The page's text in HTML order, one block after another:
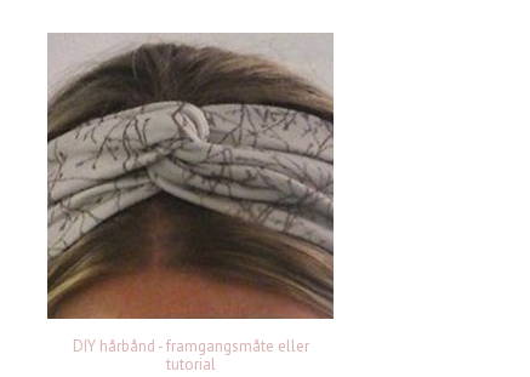
DIY hårbånd - framgangsmåte eller
tutorial